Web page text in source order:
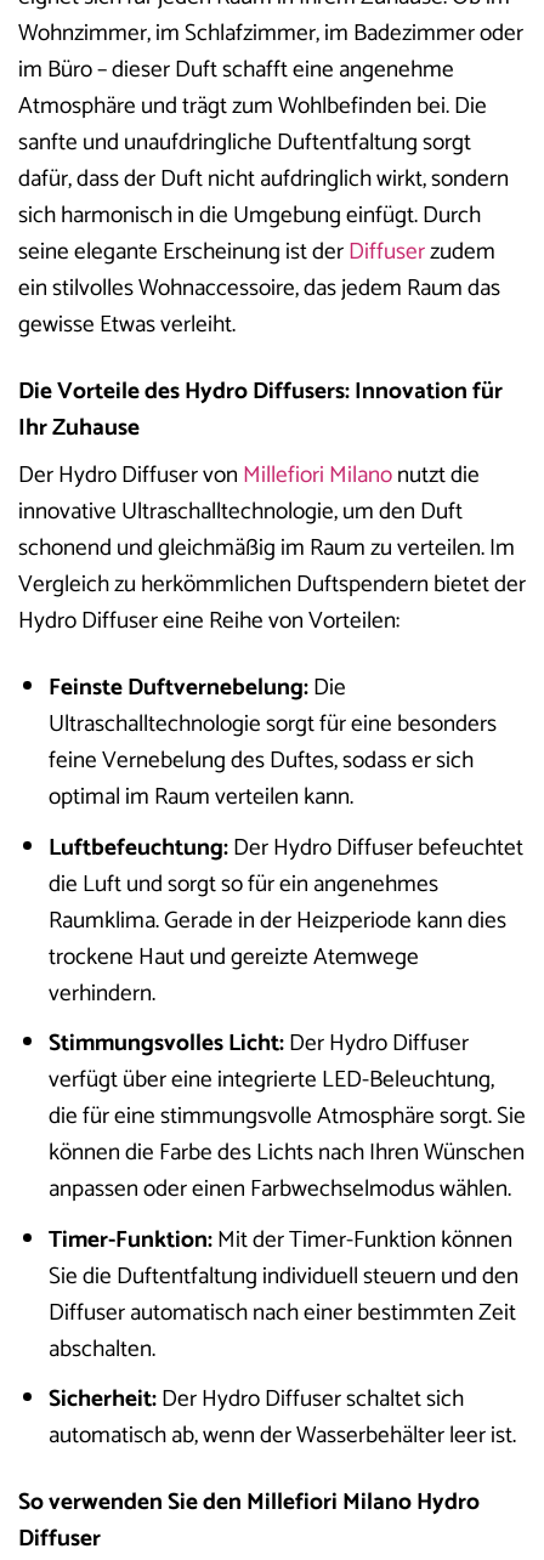
Wohnzimmer, im Schlafzimmer, im Badezimmer oder
im Büro – dieser Duft schafft eine angenehme
Atmosphäre und trägt zum Wohlbefinden bei. Die
sanfte und unaufdringliche Duftentfaltung sorgt
dafür, dass der Duft nicht aufdringlich wirkt, sondern
sich harmonisch in die Umgebung einfügt. Durch
seine elegante Erscheinung ist derDiffuserzudem
ein stilvolles Wohnaccessoire, das jedem Raum das
gewisse Etwas verleiht.
Die Vorteile des Hydro Diffusers: Innovation für
Ihr Zuhause
Der Hydro Diffuser vonMillefiori Milanonutzt die
innovative Ultraschalltechnologie, um den Duft
schonend und gleichmäßig im Raum zu verteilen. Im
Vergleich zu herkömmlichen Duftspendern bietet der
Hydro Diffuser eine Reihe von Vorteilen:
Feinste Duftvernebelung:Die
Ultraschalltechnologie sorgt für eine besonders
feine Vernebelung des Duftes, sodass er sich
optimal im Raum verteilen kann.
Luftbefeuchtung:Der Hydro Diffuser befeuchtet
die Luft und sorgt so für ein angenehmes
Raumklima. Gerade in der Heizperiode kann dies
trockene Haut und gereizte Atemwege
verhindern.
Stimmungsvolles Licht:Der Hydro Diffuser
verfügt über eine integrierte LED-Beleuchtung,
die für eine stimmungsvolle Atmosphäre sorgt. Sie
können die Farbe des Lichts nach Ihren Wünschen
anpassen oder einen Farbwechselmodus wählen.
Timer-Funktion:Mit der Timer-Funktion können
Sie die Duftentfaltung individuell steuern und den
Diffuser automatisch nach einer bestimmten Zeit
abschalten.
Sicherheit:Der Hydro Diffuser schaltet sich
automatisch ab, wenn der Wasserbehälter leer ist.
So verwenden Sie den Millefiori Milano Hydro
Diffuser